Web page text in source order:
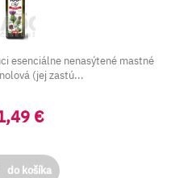
esenciálne nenasýtené mastné
(jej zastú...
€
do košíka